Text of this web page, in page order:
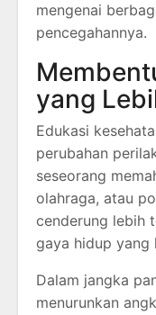
mengenai
pencegahannya.
yang
Edukasi
perubahan
seseorang
olahraga, atau
cenderung lebih
gaya hidup yang
Dalam jangka
menurunkan